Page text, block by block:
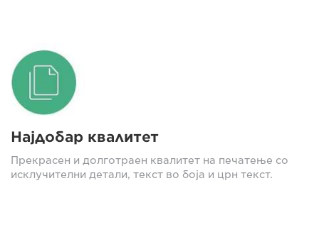
Најдобар квалитет
Прекрасен и долготраен квалитет на печатење со
исклучителни детали, текст во боја и црн текст.